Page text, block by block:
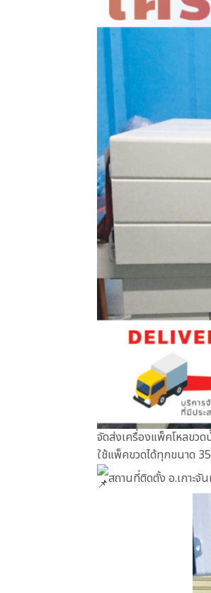
จัดส่งเครื่องแพ็คโหลขวด
ใช้แพ็คขวดได้ทุกขนาด
สถานที่ติดตั้ง อ.เกาะจั